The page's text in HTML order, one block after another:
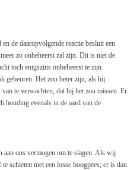
de daaropvolgende reactie besluit een
zo onbeheerst zal zijn. Dit is niet de
toch enigszins onbeheerst te zijn.
gebeuren. Het zou beter zijn, als hij
te verwachten, dat hij het zou missen. Er
houding evenals in de aard van de
ons vermogen om te slagen. Als wij
schieten met een losse boogpees; er is dan